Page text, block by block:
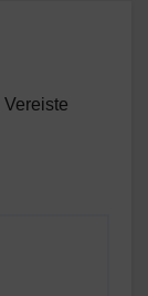
Vereiste